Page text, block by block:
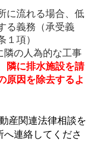
に流れる場合、低
る義務（承受義
項）
隣の人為的な工事
隣に排水施設を請
原因を除去するよ
産関連法律相談を
連絡してくださ